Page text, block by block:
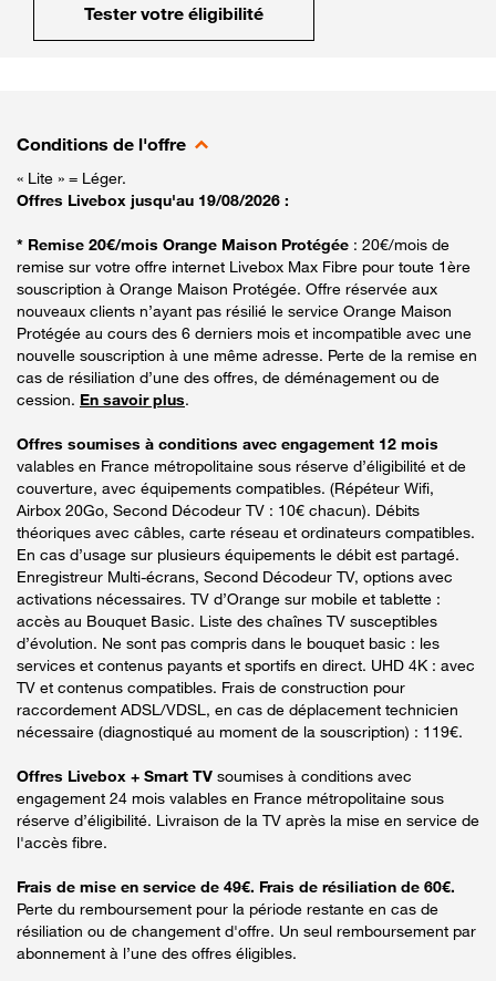
Tester votre éligibilité
Conditions de l'offre
« Lite » = Léger.
Offres Livebox jusqu'au 19/08/2026 :
* Remise 20€/mois Orange Maison Protégée : 20€/mois de
remise sur votre offre internet Livebox Max Fibre pour toute 1ère
souscription à Orange Maison Protégée. Offre réservée aux
nouveaux clients n’ayant pas résilié le service Orange Maison
Protégée au cours des 6 derniers mois et incompatible avec une
nouvelle souscription à une même adresse. Perte de la remise en
cas de résiliation d’une des offres, de déménagement ou de
cession. En savoir plus.
Offres soumises à conditions avec engagement 12 mois
valables en France métropolitaine sous réserve d’éligibilité et de
couverture, avec équipements compatibles. (Répéteur Wifi,
Airbox 20Go, Second Décodeur TV : 10€ chacun). Débits
théoriques avec câbles, carte réseau et ordinateurs compatibles.
En cas d’usage sur plusieurs équipements le débit est partagé.
Enregistreur Multi-écrans, Second Décodeur TV, options avec
activations nécessaires. TV d’Orange sur mobile et tablette :
accès au Bouquet Basic. Liste des chaînes TV susceptibles
d’évolution. Ne sont pas compris dans le bouquet basic : les
services et contenus payants et sportifs en direct. UHD 4K : avec
TV et contenus compatibles. Frais de construction pour
raccordement ADSL/VDSL, en cas de déplacement technicien
nécessaire (diagnostiqué au moment de la souscription) : 119€.
Offres Livebox + Smart TV soumises à conditions avec
engagement 24 mois valables en France métropolitaine sous
réserve d’éligibilité. Livraison de la TV après la mise en service de
l'accès fibre.
Frais de mise en service de 49€. Frais de résiliation de 60€.
Perte du remboursement pour la période restante en cas de
résiliation ou de changement d'offre. Un seul remboursement par
abonnement à l’une des offres éligibles.